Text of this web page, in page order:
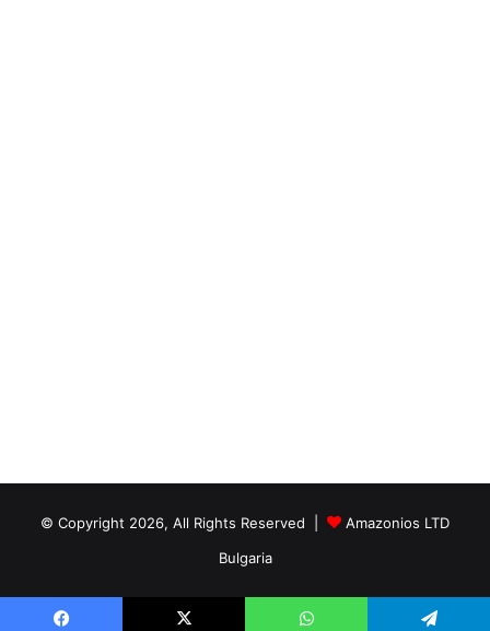
© Copyright 2026, All Rights Reserved |
Amazonios LTD
Bulgaria